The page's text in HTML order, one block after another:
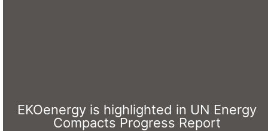
EKOenergy is highlighted in UN Energy
Compacts Progress Report